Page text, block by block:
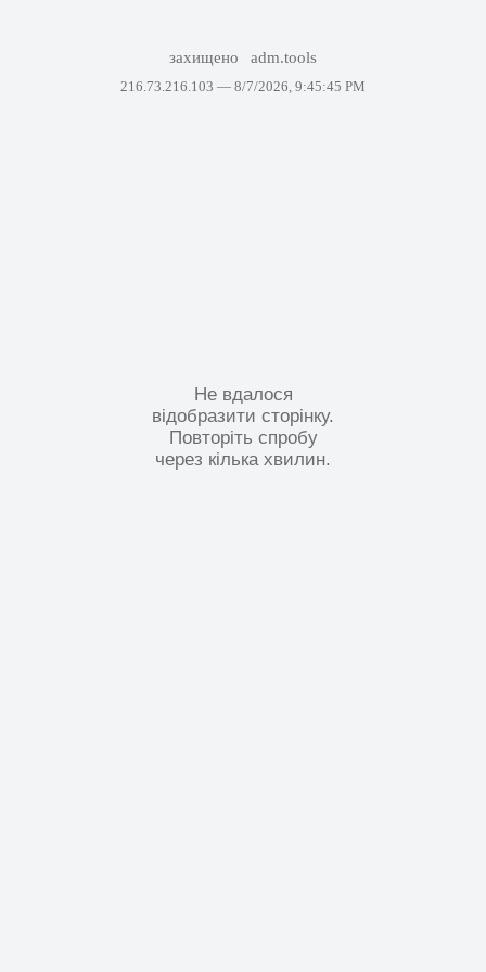
захищено adm.tools
216.73.216.103 — 8/7/2026, 9:45:45 PM
Не вдалося
відобразити сторінку.
Повторіть спробу
через кілька хвилин.